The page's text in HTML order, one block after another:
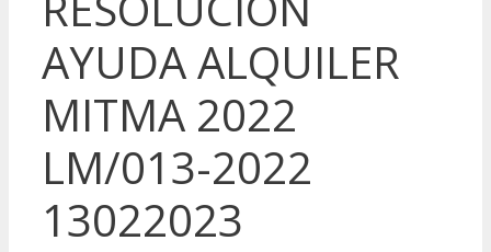
AYUDA ALQUILER
MITMA 2022
LM/013-2022
13022023